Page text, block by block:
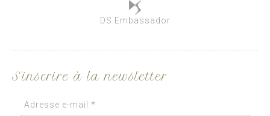
DS Embassador
S'inscrire à la newsletter
Adresse e-mail *